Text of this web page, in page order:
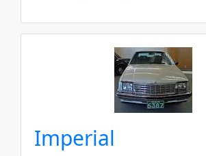
Imperial